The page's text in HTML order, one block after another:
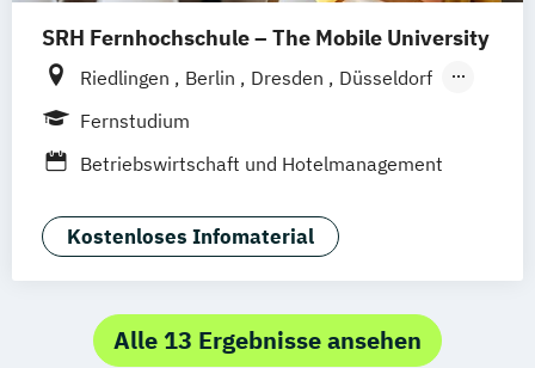
Tourismusökonom (FH)
SRH Fernhochschule – The Mobile University
Riedlingen Berlin Dresden
Düsseldorf
Hamburg
Mannheim Wertheim
Wien
Frankfurt am Main Hamm
Fernstudium
Betriebswirtschaft und Hotelmanagement
Kostenloses Infomaterial
Alle 13 Ergebnisse ansehen